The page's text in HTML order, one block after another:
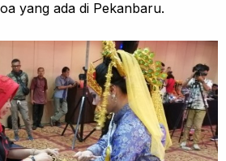
yang ada di Pekanbaru.